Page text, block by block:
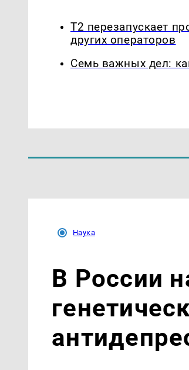
Т2 перезапускает
других операторов
Семь важных дел:
Наука
В России